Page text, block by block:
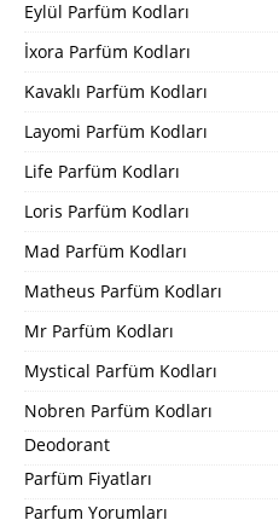
Eylül Parfüm Kodları
İxora Parfüm Kodları
Kavaklı Parfüm Kodları
Layomi Parfüm Kodları
Life Parfüm Kodları
Loris Parfüm Kodları
Mad Parfüm Kodları
Matheus Parfüm Kodları
Mr Parfüm Kodları
Mystical Parfüm Kodları
Nobren Parfüm Kodları
Deodorant
Parfüm Fiyatları
Parfum Yorumları